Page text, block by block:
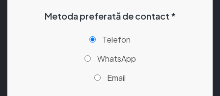
Metoda preferată de contact *
Telefon
WhatsApp
Email